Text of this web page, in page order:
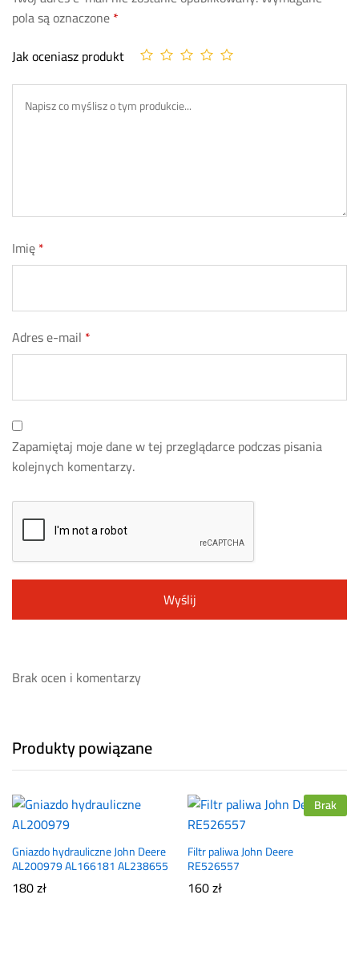
pola są oznaczone*
Jak oceniasz produkt
Imię*
Adres e-mail *
Zapamiętaj moje dane w tej przeglądarce podczas pisania
kolejnych komentarzy.
Brak ocen i komentarzy
Produkty powiązane
Gniazdo hydrauliczne John Deere
AL200979 AL166181 AL238655
180zł
Brak
Filtr paliwa John Deere
RE526557
160zł